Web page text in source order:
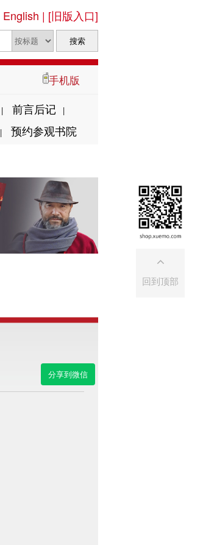
English | [旧版入口]
手机版
| 前言后记 |
| 预约参观书院
分享到微信
回到顶部